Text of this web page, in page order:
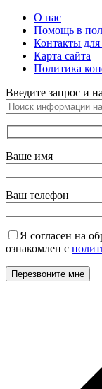
О нас
Помощь в
Контакты для
Карта сайта
Политика
Введите запрос и
Ваше имя
Ваш телефон
Я согласен на
ознакомлен с